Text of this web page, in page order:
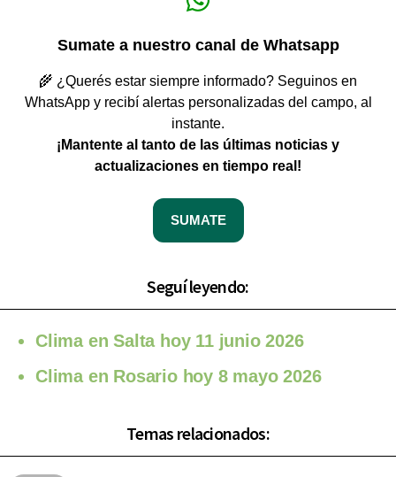
Sumate a nuestro canal de Whatsapp
🌾 ¿Querés estar siempre informado? Seguinos en
WhatsApp y recibí alertas personalizadas del campo, al
instante.
¡Mantente al tanto de las últimas noticias y
actualizaciones en tiempo real!
SUMATE
Seguí leyendo:
Clima en Salta hoy 11 junio 2026
Clima en Rosario hoy 8 mayo 2026
Temas relacionados: